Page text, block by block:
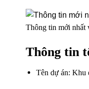
Thông tin mới nhất
Thông tin
Tên dự án: Khu